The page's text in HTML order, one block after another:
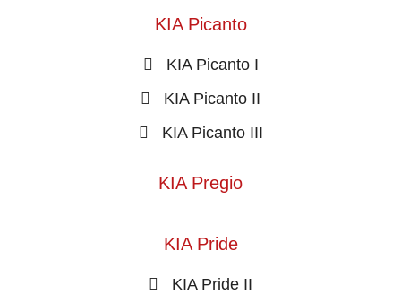
KIA Picanto
KIA Picanto I
KIA Picanto II
KIA Picanto III
KIA Pregio
KIA Pride
KIA Pride II